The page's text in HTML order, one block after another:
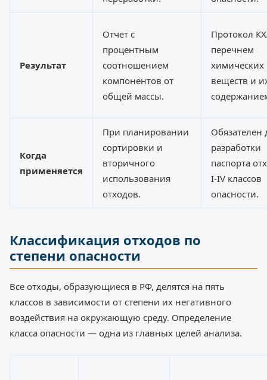
Результат
Отчет с
процентным
соотношением
компонентов от
общей массы.
Протокол
перечнем
химических
веществ и
Когда
применяется
При планировании
сортировки и
вторичного
использования
отходов.
Обязателен
разработки
паспорта
I-IV классов
опасности.
Классификация отходов по
степени опасности
Все отходы, образующиеся в РФ, делятся на пять
классов в зависимости от степени их негативного
воздействия на окружающую среду. Определение
класса опасности — одна из главных целей анализа.